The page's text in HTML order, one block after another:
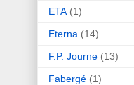
ETA (1)
Eterna (14)
F.P. Journe (13)
Fabergé (1)